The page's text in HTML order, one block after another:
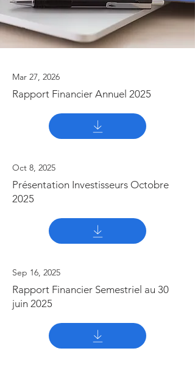
Mar 27, 2026
Rapport Financier Annuel 2025
Oct 8, 2025
Présentation Investisseurs Octobre
2025
Sep 16, 2025
Rapport Financier Semestriel au 30
juin 2025